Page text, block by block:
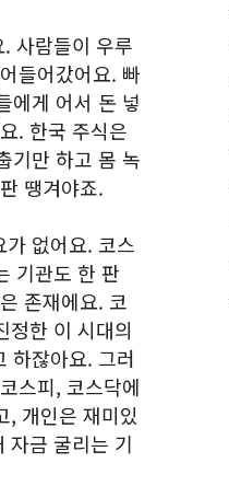
사람들이 우루
들어갔어요. 빠
에게 어서 돈 넣
. 한국 주식은
기만 하고 몸 녹
땡겨야죠.
없어요. 코스
기관도 한 판
존재에요. 코
정한 이 시대의
하잖아요. 그러
스피, 코스닥에
, 개인은 재미있
자금 굴리는 기